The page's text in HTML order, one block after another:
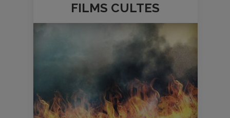
FILMS CULTES